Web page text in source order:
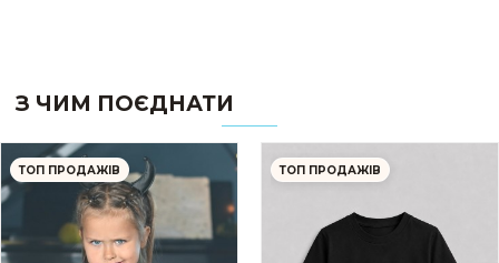
З ЧИМ ПОЄДНАТИ
ТОП ПРОДАЖІВ ТОП ПРОДАЖІВ